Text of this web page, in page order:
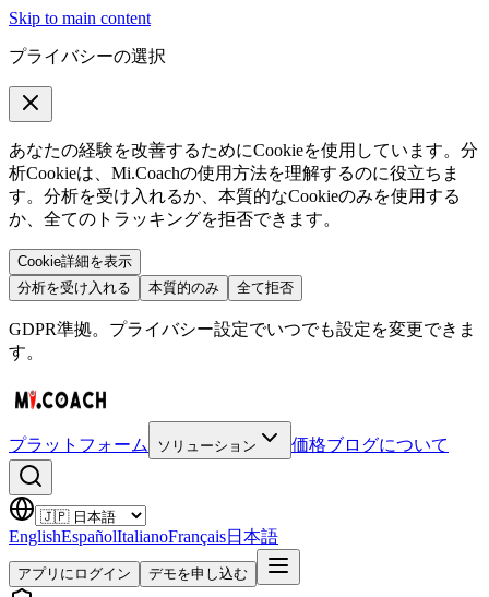
Skip to main content
プライバシーの選択
あなたの経験を改善するためにCookieを使用しています。分
析Cookieは、Mi.Coachの使用方法を理解するのに役立ちま
す。分析を受け入れるか、本質的なCookieのみを使用する
か、全てのトラッキングを拒否できます。
Cookie詳細を表示
分析を受け入れる
本質的のみ 全て拒否
GDPR準拠。プライバシー設定でいつでも設定を変更できま
す。
プラットフォーム ソリューション 価格ブログについて
EnglishEspañolItalianoFrançais日本語
アプリにログイン デモを申し込む